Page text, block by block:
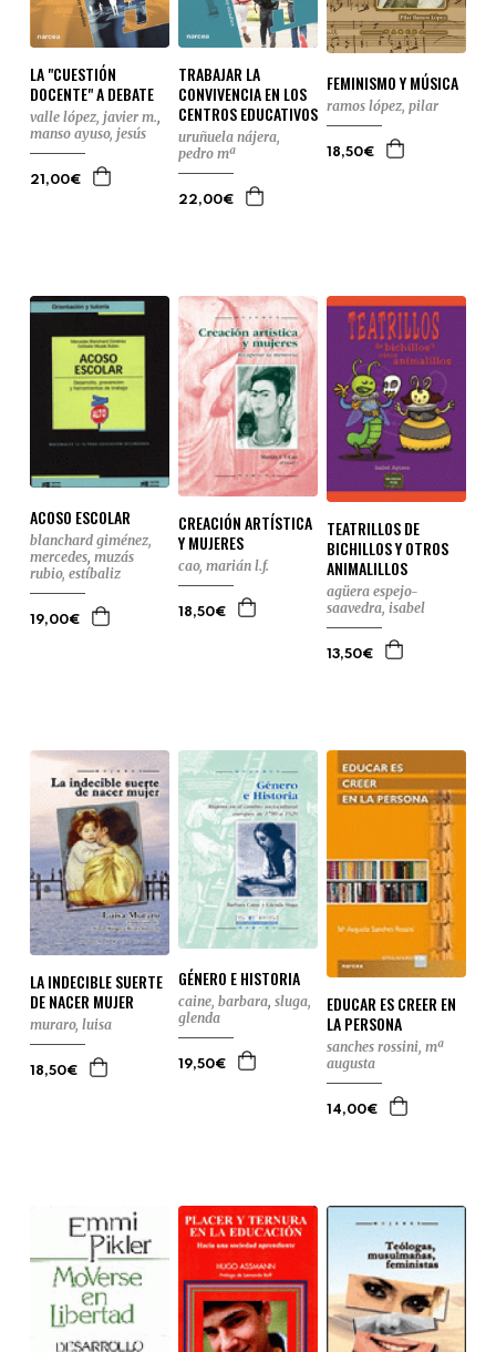
LA "CUESTIÓN
DOCENTE" A DEBATE
valle lópez, javier m.,
manso ayuso, jesús
21,00€
TRABAJAR LA
CONVIVENCIA EN LOS
CENTROS EDUCATIVOS
uruñuela nájera,
pedro mª
22,00€
FEMINISMO Y MÚSICA
ramos lópez, pilar
18,50€
ACOSO ESCOLAR
blanchard giménez,
mercedes, muzás
rubio, estíbaliz
19,00€
CREACIÓN ARTÍSTICA
Y MUJERES
cao, marián l.f.
18,50€
TEATRILLOS DE
BICHILLOS Y OTROS
ANIMALILLOS
agüera espejo-
saavedra, isabel
13,50€
LA INDECIBLE SUERTE
DE NACER MUJER
muraro, luisa
18,50€
GÉNERO E HISTORIA
caine, barbara, sluga,
glenda
19,50€
EDUCAR ES CREER EN
LA PERSONA
sanches rossini, mª
augusta
14,00€